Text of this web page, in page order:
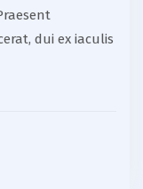
dui ex iaculis